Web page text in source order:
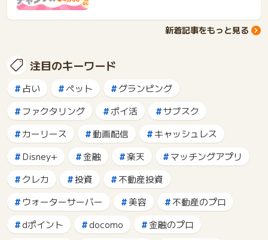
新着記事をもっと見る
注目のキーワード
占い ペット
グランピング
ファクタリング
ポイ活
サブスク
カーリース
動画配信
キャッシュレス
Disney+
金融 楽天
マッチングアプリ
クレカ
投資
不動産投資
ウォーターサーバー
美容
不動産のプロ
dポイント
docomo
金融のプロ